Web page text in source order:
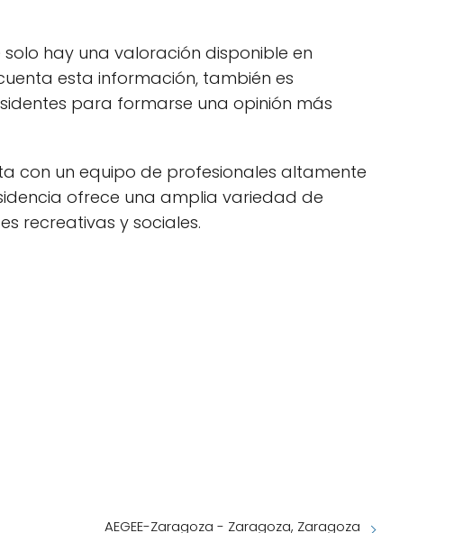
hay una valoración disponible en
esta información, también es
para formarse una opinión más
con un equipo de profesionales altamente
ofrece una amplia variedad de
recreativas y sociales.
AEGEE-Zaragoza - Zaragoza, Zaragoza